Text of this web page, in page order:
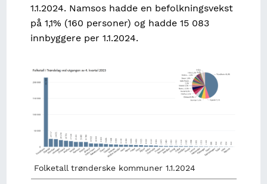
1.1.2024. Namsos hadde en befolkningsvekst
på 1,1% (160 personer) og hadde 15 083
innbyggere per 1.1.2024.
Image
Folketall trønderske kommuner 1.1.2024